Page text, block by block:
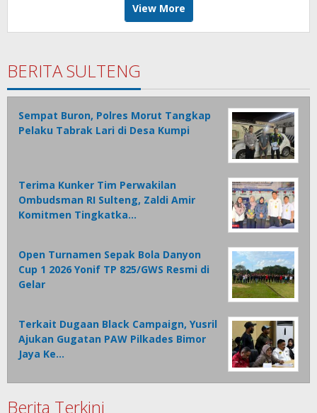
View More
BERITA SULTENG
Sempat Buron, Polres Morut Tangkap
Pelaku Tabrak Lari di Desa Kumpi
Terima Kunker Tim Perwakilan
Ombudsman RI Sulteng, Zaldi Amir
Komitmen Tingkatka…
Open Turnamen Sepak Bola Danyon
Cup 1 2026 Yonif TP 825/GWS Resmi di
Gelar
Terkait Dugaan Black Campaign, Yusril
Ajukan Gugatan PAW Pilkades Bimor
Jaya Ke…
Berita Terkini